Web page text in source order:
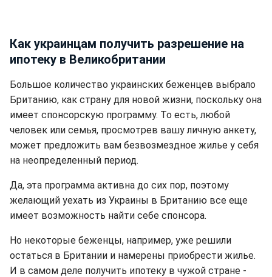
Как украинцам получить разрешение на
ипотеку в Великобритании
Большое количество украинских беженцев выбрало
Британию, как страну для новой жизни, поскольку она
имеет спонсорскую программу. То есть, любой
человек или семья, просмотрев вашу личную анкету,
может предложить вам безвозмездное жилье у себя
на неопределенный период.
Да, эта программа активна до сих пор, поэтому
желающий уехать из Украины в Британию все еще
имеет возможность найти себе спонсора.
Но некоторые беженцы, например, уже решили
остаться в Британии и намерены приобрести жилье.
И в самом деле получить ипотеку в чужой стране -